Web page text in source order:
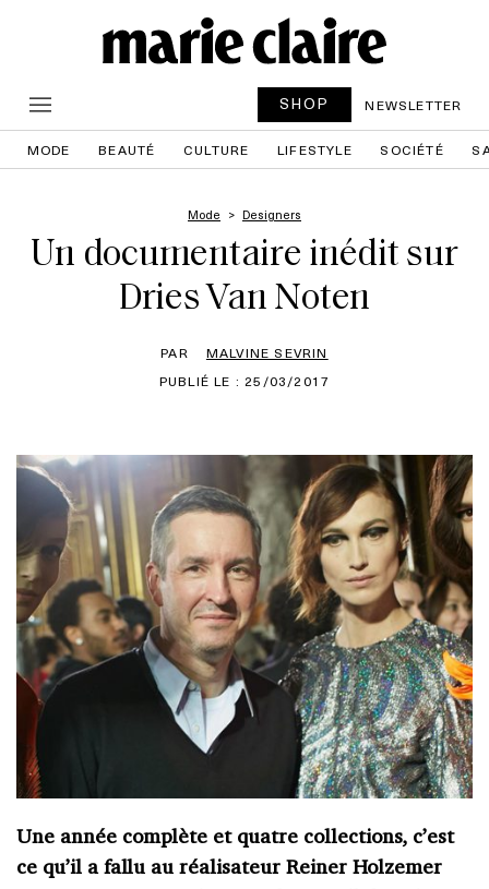
SHOP NEWSLETTER
MODE BEAUTÉ CULTURE LIFESTYLE SOCIÉTÉ
Mode Designers
Un documentaire inédit sur
Dries Van Noten
PAR
MALVINE SEVRIN
PUBLIÉ LE : 25/03/2017
Une année complète et quatre collections, c’est
ce qu’il a fallu au réalisateur Reiner Holzemer